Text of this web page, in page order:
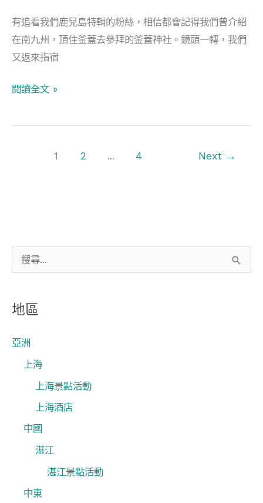
關
鍵
字
地區
亞洲
上海
上海景點活動
上海酒店
中國
湛江
湛江景點活動
中東
有追看我們鹿兒島特輯的粉絲，相信都會記得我們曾介紹
在南九州，頂住釜蓋去參拜的釜蓋神社。鏡頭一轉，我們
又返來指宿
財
閱讀全文 »
1 2 ... 4 Next →